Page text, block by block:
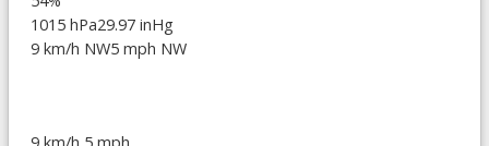
1015 hPa29.97 inHg
9 km/h NW5 mph NW